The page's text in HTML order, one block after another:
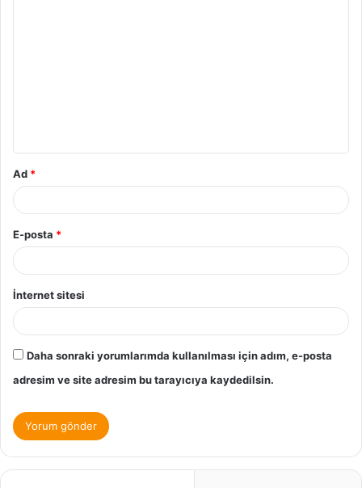
Ad *
E-posta *
İnternet sitesi
Daha sonraki yorumlarımda kullanılması için adım, e-posta
adresim ve site adresim bu tarayıcıya kaydedilsin.